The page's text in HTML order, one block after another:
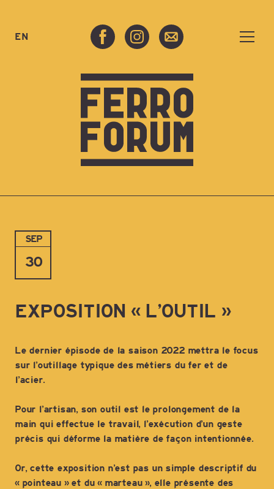
EN
30
SEP
EXPOSITION « L’OUTIL »
Le dernier épisode de la saison 2022 mettra le focus
sur l’outillage typique des métiers du fer et de
l’acier.
Pour l’artisan, son outil est le prolongement de la
main qui effectue le travail, l’exécution d’un geste
précis qui déforme la matière de façon intentionnée.
Or, cette exposition n’est pas un simple descriptif du
« pointeau » et du « marteau », elle présente des